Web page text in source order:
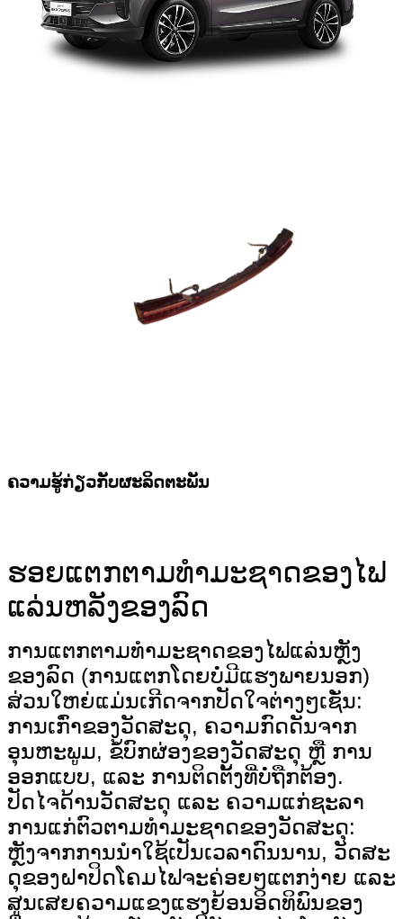
ຄວາມຮູ້ກ່ຽວກັບຜະລິດຕະພັນ
ຮອຍແຕກຕາມທຳມະຊາດຂອງໄຟ
ແລ່ນຫລັງຂອງລົດ
ການແຕກຕາມທຳມະຊາດຂອງໄຟແລ່ນຫຼັງ
ຂອງລົດ (ການແຕກໂດຍບໍ່ມີແຮງພາຍນອກ)
ສ່ວນໃຫຍ່ແມ່ນເກີດຈາກປັດໃຈຕ່າງໆເຊັ່ນ:
ການເກົ່າຂອງວັດສະດຸ, ຄວາມກົດດັນຈາກ
ອຸນຫະພູມ, ຂໍ້ບົກຜ່ອງຂອງວັດສະດຸ ຫຼື ການ
ອອກແບບ, ແລະ ການຕິດຕັ້ງທີ່ບໍ່ຖືກຕ້ອງ.
ປັດໄຈດ້ານວັດສະດຸ ແລະ ຄວາມແກ່ຊະລາ
ການແກ່ຕົວຕາມທຳມະຊາດຂອງວັດສະດຸ:
ຫຼັງຈາກການນຳໃຊ້ເປັນເວລາດົນນານ, ວັດສະ
ດຸຂອງຝາປິດໂຄມໄຟຈະຄ່ອຍໆແຕກງ່າຍ ແລະ
ສູນເສຍຄວາມແຂງແຮງຍ້ອນອິດທິພົນຂອງ